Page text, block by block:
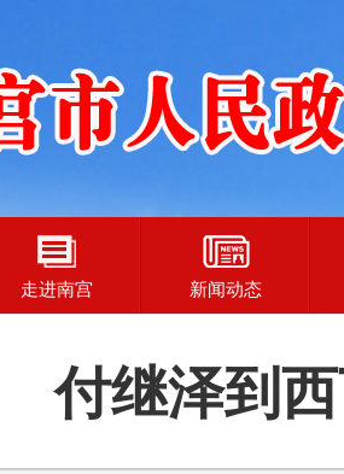
走进南宫 新闻动态
付继泽到